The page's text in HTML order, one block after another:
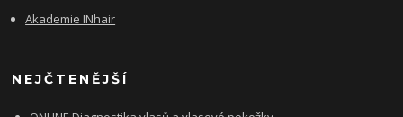
Akademie INhair
NEJČTENĚJŠÍ